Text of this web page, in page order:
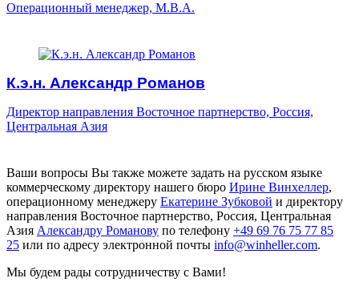
Операционный менеджер, M.B.A.
К.э.н. Александр Романов
Директор направления Восточное партнерство, Россия,
Центральная Азия
Ваши вопросы Вы также можете задать на русском языке
коммерческому директору нашего бюро Ирине Винхеллер,
операционному менеджеру Екатерине Зубковой и директору
направления Восточное партнерство, Россия, Центральная
Азия Александру Романову по телефону +49 69 76 75 77 85
25 или по адресу электронной почты info@winheller.com.
Мы будем рады сотрудничеству с Вами!